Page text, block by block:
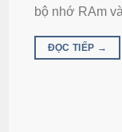
bộ nhớ RAm
ĐỌC TIẾP →